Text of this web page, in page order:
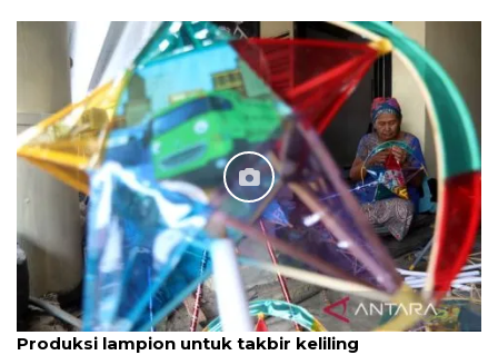
Produksi lampion untuk takbir keliling